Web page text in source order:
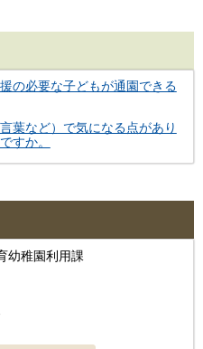
の必要な子どもが通園できる
葉など）で気になる点があり
すか。
幼稚園利用課